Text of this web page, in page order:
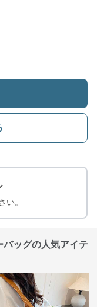
い。
バッグの人気アイテ